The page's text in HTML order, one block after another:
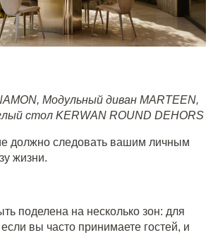
, Модульный диван MARTEEN,
стол KERWAN ROUND DEHORS
должно следовать вашим личным
жизни.
поделена на несколько зон: для
вы часто принимаете гостей, и